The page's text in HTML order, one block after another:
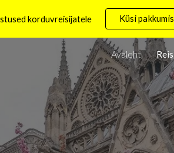
Skip
korduvreisijatele Küsi
Avaleht